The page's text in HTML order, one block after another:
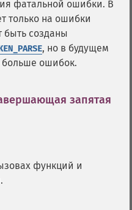
фатальной ошибки. В
только на ошибки
быть созданы
, но в будущем
больше ошибок.
запятая
функций и